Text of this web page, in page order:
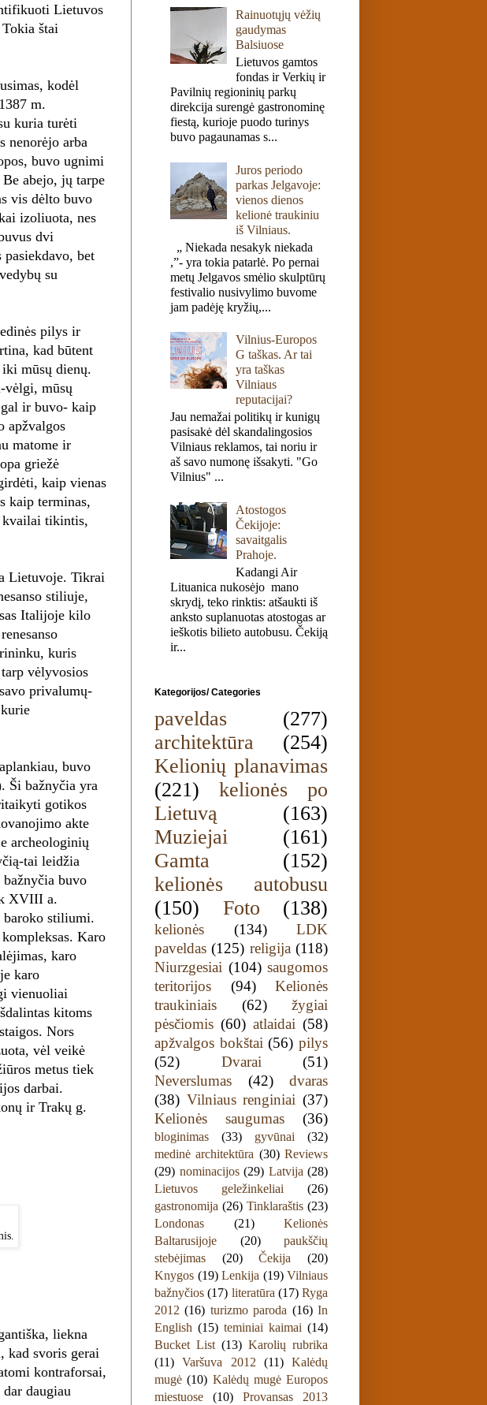
Lietuvos
štai
kodėl
m.
kuria turėti
nenorėjo arba
buvo ugnimi
abejo, jų tarpe
vis dėlto buvo
izoliuota, nes
dvi
bet
su
pilys ir
kad būtent
mūsų dienų.
vėlgi, mūsų
ir buvo- kaip
apžvalgos
matome ir
griežė
kaip vienas
kaip terminas,
kvailai tikintis,
Lietuvoje. Tikrai
stiliuje,
Italijoje kilo
kuris
vėlyvosios
privalumų-
buvo
Ši bažnyčia yra
gotikos
akte
archeologinių
tai leidžia
buvo
XVIII a.
baroko stiliumi.
Karo
karo
karo
vienuoliai
kitoms
Nors
vėl veikė
metus tiek
darbai.
ir Trakų g.
liekna
kad svoris gerai
kontraforsai,
daugiau
Rainuotųjų vėžių
gaudymas
Balsiuose
Lietuvos gamtos
fondas ir Verkių ir
Pavilnių regioninių parkų
direkcija surengė gastronominę
fiestą, kurioje puodo turinys
buvo pagaunamas s...
Juros periodo
parkas Jelgavoje:
vienos dienos
kelionė traukiniu
iš Vilniaus.
„ Niekada nesakyk niekada
,”- yra tokia patarlė. Po pernai
metų Jelgavos smėlio skulptūrų
festivalio nusivylimo buvome
jam padėję kryžių,...
Vilnius-Europos
G taškas. Ar tai
yra taškas
Vilniaus
reputacijai?
Jau nemažai politikų ir kunigų
pasisakė dėl skandalingosios
Vilniaus reklamos, tai noriu ir
aš savo numonę išsakyti. "Go
Vilnius" ...
Atostogos
Čekijoje:
savaitgalis
Prahoje.
Kadangi Air
Lituanica nukosėjo mano
skrydį, teko rinktis: atšaukti iš
anksto suplanuotas atostogas ar
ieškotis bilieto autobusu. Čekiją
ir...
Kategorijos/ Categories
paveldas
(277)
architektūra
(254)
Kelionių planavimas
(221)
kelionės po
Lietuvą
(163)
Muziejai
(161)
Gamta
(152)
kelionės autobusu
(150)
Foto (138)
kelionės (134)
LDK
paveldas (125) religija (118)
Niurzgesiai (104) saugomos
teritorijos
(94)
Kelionės
traukiniais
(62)
žygiai
pėsčiomis (60) atlaidai (58)
apžvalgos bokštai (56) pilys
(52)
Dvarai
(51)
Neverslumas
(42)
dvaras
(38) Vilniaus renginiai (37)
Kelionės saugumas
(36)
bloginimas (33) gyvūnai
(32)
medinė architektūra (30) Reviews
(29) nominacijos (29) Latvija (28)
Lietuvos geležinkeliai
(26)
gastronomija (26) Tinklaraštis (23)
Londonas
(21)
Kelionės
Baltarusijoje
(20)
paukščių
stebėjimas
(20) Čekija
(20)
Knygos (19) Lenkija (19) Vilniaus
bažnyčios (17) literatūra (17) Ryga
2012 (16) turizmo paroda (16) In
English (15) teminiai kaimai (14)
Bucket List (13) Karolių rubrika
(11)
Varšuva 2012 (11)
Kalėdų
mugė (10) Kalėdų mugė Europos
miestuose
(10) Provansas 2013